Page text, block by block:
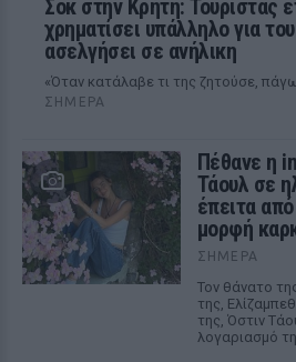
Σοκ στην Κρήτη: Τουρίστας
χρηματίσει υπάλληλο για
ασελγήσει σε ανήλικη
«Όταν κατάλαβε τι της ζητούσε,
ΣΉΜΕΡΑ
Πέθανε η
Τάουλ σε
έπειτα
μορφή
ΣΉΜΕΡΑ
Τον θάνατο
της,
της, Όστιν
λογαριασμό